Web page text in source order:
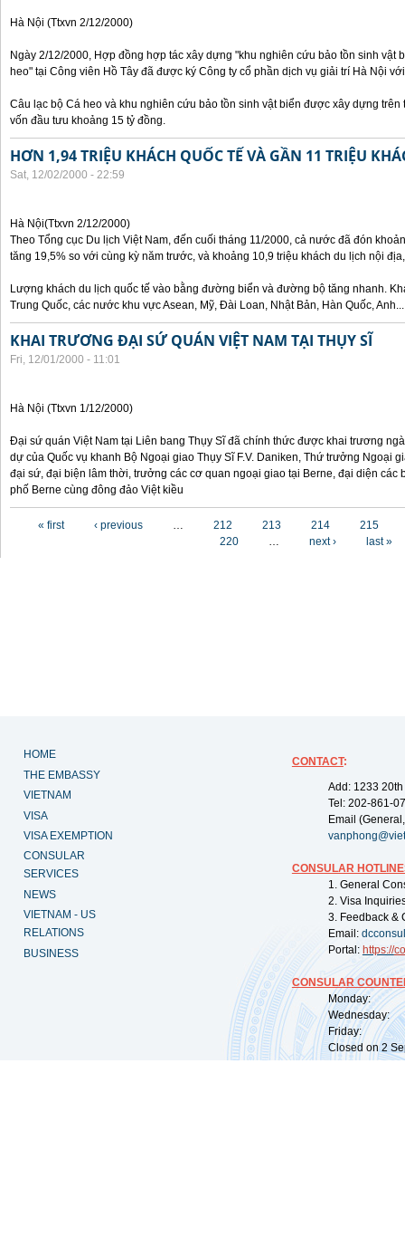
Hà Nội (Ttxvn 2/12/2000)
Ngày 2/12/2000, Hợp đồng hợp tác xây dựng "khu nghiên cứu bảo tồn sinh vật
heo" tại Công viên Hồ Tây đã được ký Công ty cổ phần dịch vụ giải trí Hà Nội
Câu lạc bộ Cá heo và khu nghiên cứu bảo tồn sinh vật biển được xây dựng
vốn đầu tưu khoảng 15 tỷ đồng.
HƠN 1,94 TRIỆU KHÁCH QUỐC TẾ VÀ GẦN 11 TRIỆU
Sat, 12/02/2000 - 22:59
Hà Nội(Ttxvn 2/12/2000)
Theo Tổng cục Du lịch Việt Nam, đến cuối tháng 11/2000, cả nước đã đón
tăng 19,5% so với cùng kỳ năm trước, và khoảng 10,9 triệu khách du lịch nội
Lượng khách du lịch quốc tế vào bằng đường biển và đường bộ tăng nhanh.
Trung Quốc, các nước khu vực Asean, Mỹ, Đài Loan, Nhật Bản, Hàn Quốc, Anh...
KHAI TRƯƠNG ĐẠI SỨ QUÁN VIỆT NAM TẠI THỤY SĨ
Fri, 12/01/2000 - 11:01
Hà Nội (Ttxvn 1/12/2000)
Đại sứ quán Việt Nam tại Liên bang Thụy Sĩ đã chính thức được khai trương
dự của Quốc vụ khanh Bộ Ngoại giao Thụy Sĩ F.V. Daniken, Thứ trưởng Ngoại
đại sứ, đại biện lâm thời, trưởng các cơ quan ngoại giao tại Berne, đại diện các
phố Berne cùng đông đảo Việt kiều
« first ‹ previous … 212 213 214
215
220
… next › last »
HOME
THE EMBASSY
VIETNAM
VISA
VISA EXEMPTION
CONSULAR
SERVICES
NEWS
VIETNAM - US
RELATIONS
BUSINESS
CONTACT:
Add: 1233
Tel: 202-861-
Email
CONSULAR
1. General
2. Visa
3. Feedback &
Email:
Portal: https://
CONSULAR
Monday:
Wednesday:
Friday:
Closed on 2